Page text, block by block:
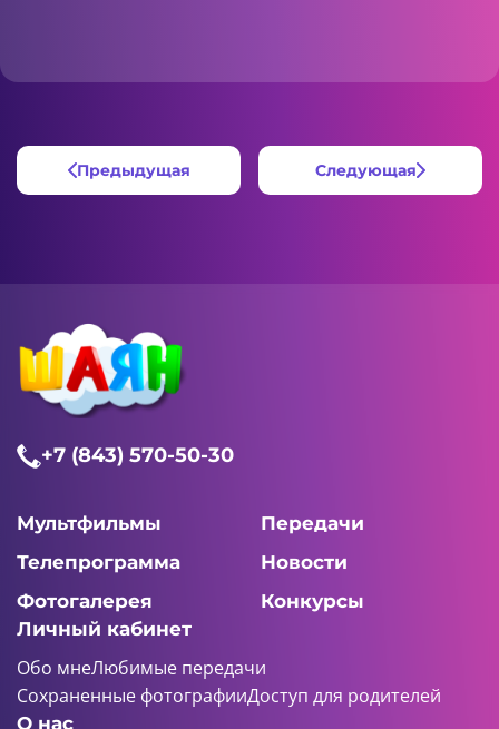
Предыдущая Следующая
+7 (843) 570-50-30
Мультфильмы
Передачи
Телепрограмма
Новости
Фотогалерея
Конкурсы
Личный кабинет
Обо мнеЛюбимые передачи
Сохраненные фотографииДоступ для родителей
О нас